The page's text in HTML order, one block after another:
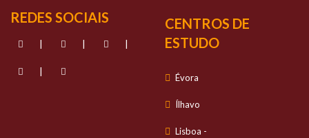
REDES SOCIAIS
| | |
|
CENTROS DE
ESTUDO
Évora
Ílhavo
Lisboa -